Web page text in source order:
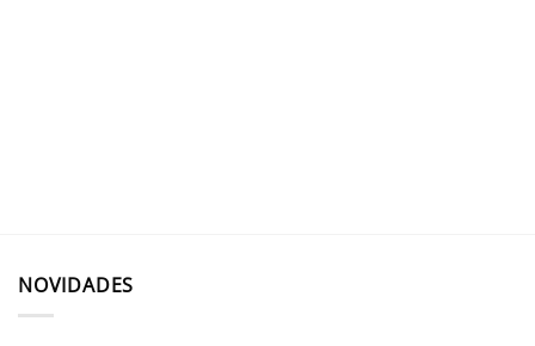
NOVIDADES